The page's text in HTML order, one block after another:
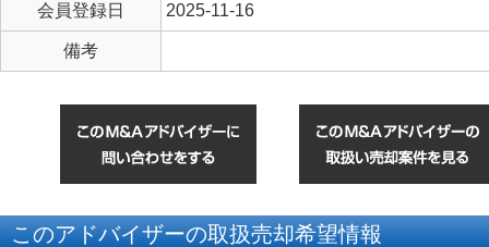
会員登録日 2025-11-16
備考
このアドバイザーの取扱売却希望情報